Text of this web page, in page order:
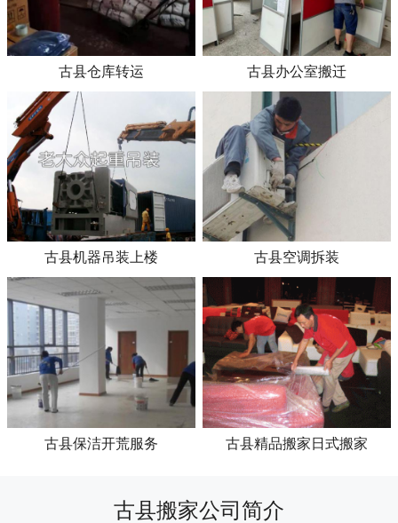
古县仓库转运 古县办公室搬迁
古县机器吊装上楼 古县空调拆装
古县保洁开荒服务 古县精品搬家日式搬家
古县搬家公司简介